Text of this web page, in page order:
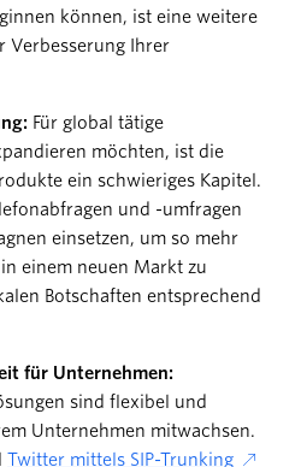
können, ist eine weitere
Verbesserung Ihrer
Für global tätige
möchten, ist die
ein schwieriges Kapitel.
und -umfragen
einsetzen, um so mehr
einem neuen Markt zu
Botschaften entsprechend
für Unternehmen:
sind flexibel und
Unternehmen mitwachsen.
Twitter mittels SIP-Trunking